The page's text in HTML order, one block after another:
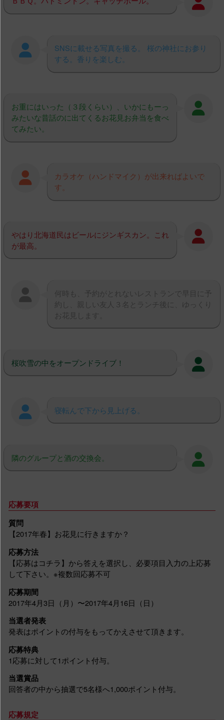
SNSに載せる写真を撮る。 桜の神社にお参り
する。香りを楽しむ。
お重にはいった（３段くらい）、いかにもーっ
みたいな昔話のに出てくるお花見お弁当を食べ
てみたい。
カラオケ（ハンドマイク）が出来ればよいで
す。
やはり北海道民はビールにジンギスカン。これ
が最高。
何時も、予約がとれないレストランで早目に予
約し、親しい友人３名とランチ後に、ゆっくり
お花見します。
桜吹雪の中をオープンドライブ！
寝転んで下から見上げる。
隣のグループと酒の交換会。
応募要項
質問
【2017年春】お花見に行きますか？
応募方法
【応募はコチラ】から答えを選択し、必要項目入力の上応募
して下さい。※複数回応募不可
応募期間
2017年4月3日（月）〜2017年4月16日（日）
当選者発表
発表はポイントの付与をもってかえさせて頂きます。
応募特典
1応募に対して1ポイント付与。
当選賞品
回答者の中から抽選で5名様へ1,000ポイント付与。
応募規定